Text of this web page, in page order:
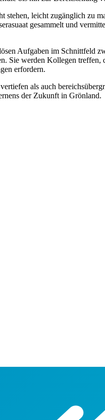
leicht zugänglich zu
gesammelt und
Aufgaben im
werden Kollegen
erfordern.
als auch
der Zukunft in Grönland.